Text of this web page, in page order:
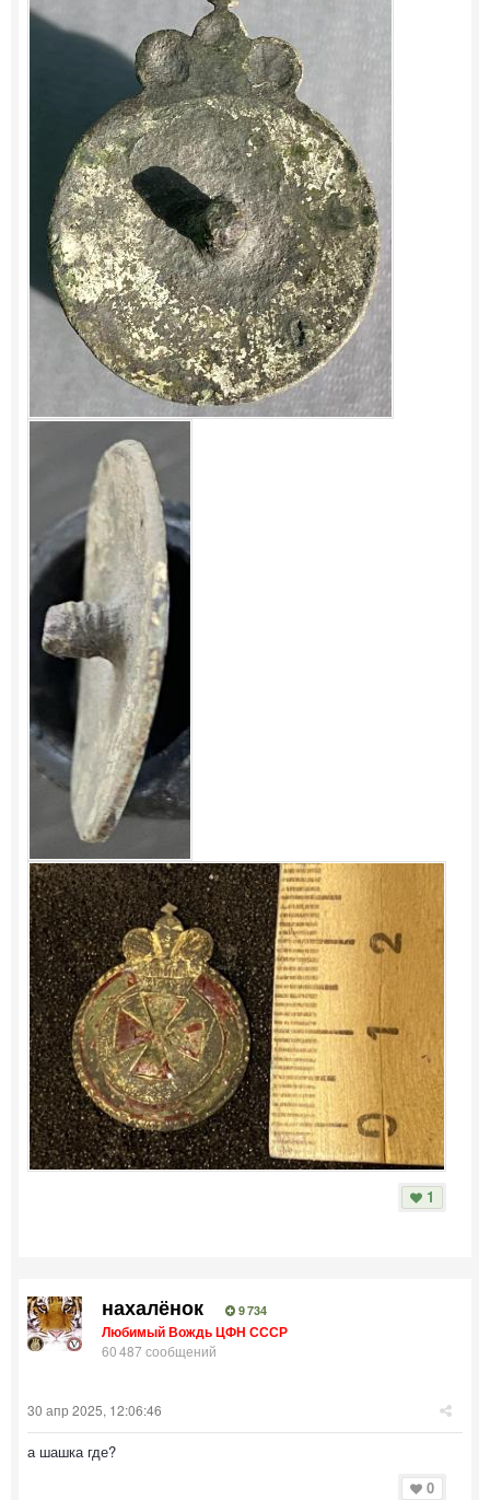
1
нахалёнок 9 734
Любимый Вождь ЦФН СССР
60 487 сообщений
30 апр 2025, 12:06:46
а шашка где?
0